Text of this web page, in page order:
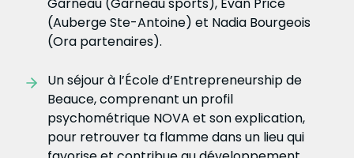
(Auberge Ste-Antoine) et Nadia Bourgeois
(Ora partenaires).
Un séjour à l’École d’Entrepreneurship de
Beauce, comprenant un profil
psychométrique NOVA et son explication,
pour retrouver ta flamme dans un lieu qui